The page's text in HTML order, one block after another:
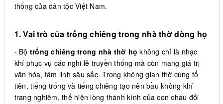
thống của dân tộc Việt Nam.
1. Vai trò của trống chiêng trong nhà thờ dòng họ
- Bộ trống chiêng trong nhà thờ họ không chỉ là nhạc
khí phục vụ các nghi lễ truyền thống mà còn mang giá trị
văn hóa, tâm linh sâu sắc. Trong không gian thờ cúng tổ
tiên, tiếng trống và tiếng chiêng tạo nên bầu không khí
trang nghiêm, thể hiện lòng thành kính của con cháu đối